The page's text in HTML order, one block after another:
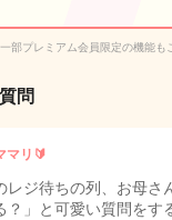
部プレミアム会員限定の機能も
問
マリ🔰
レジ待ちの列、お母さ
？」と可愛い質問をす